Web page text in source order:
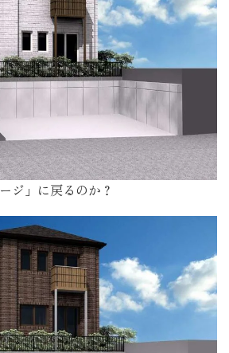
ジ」に戻るのか？